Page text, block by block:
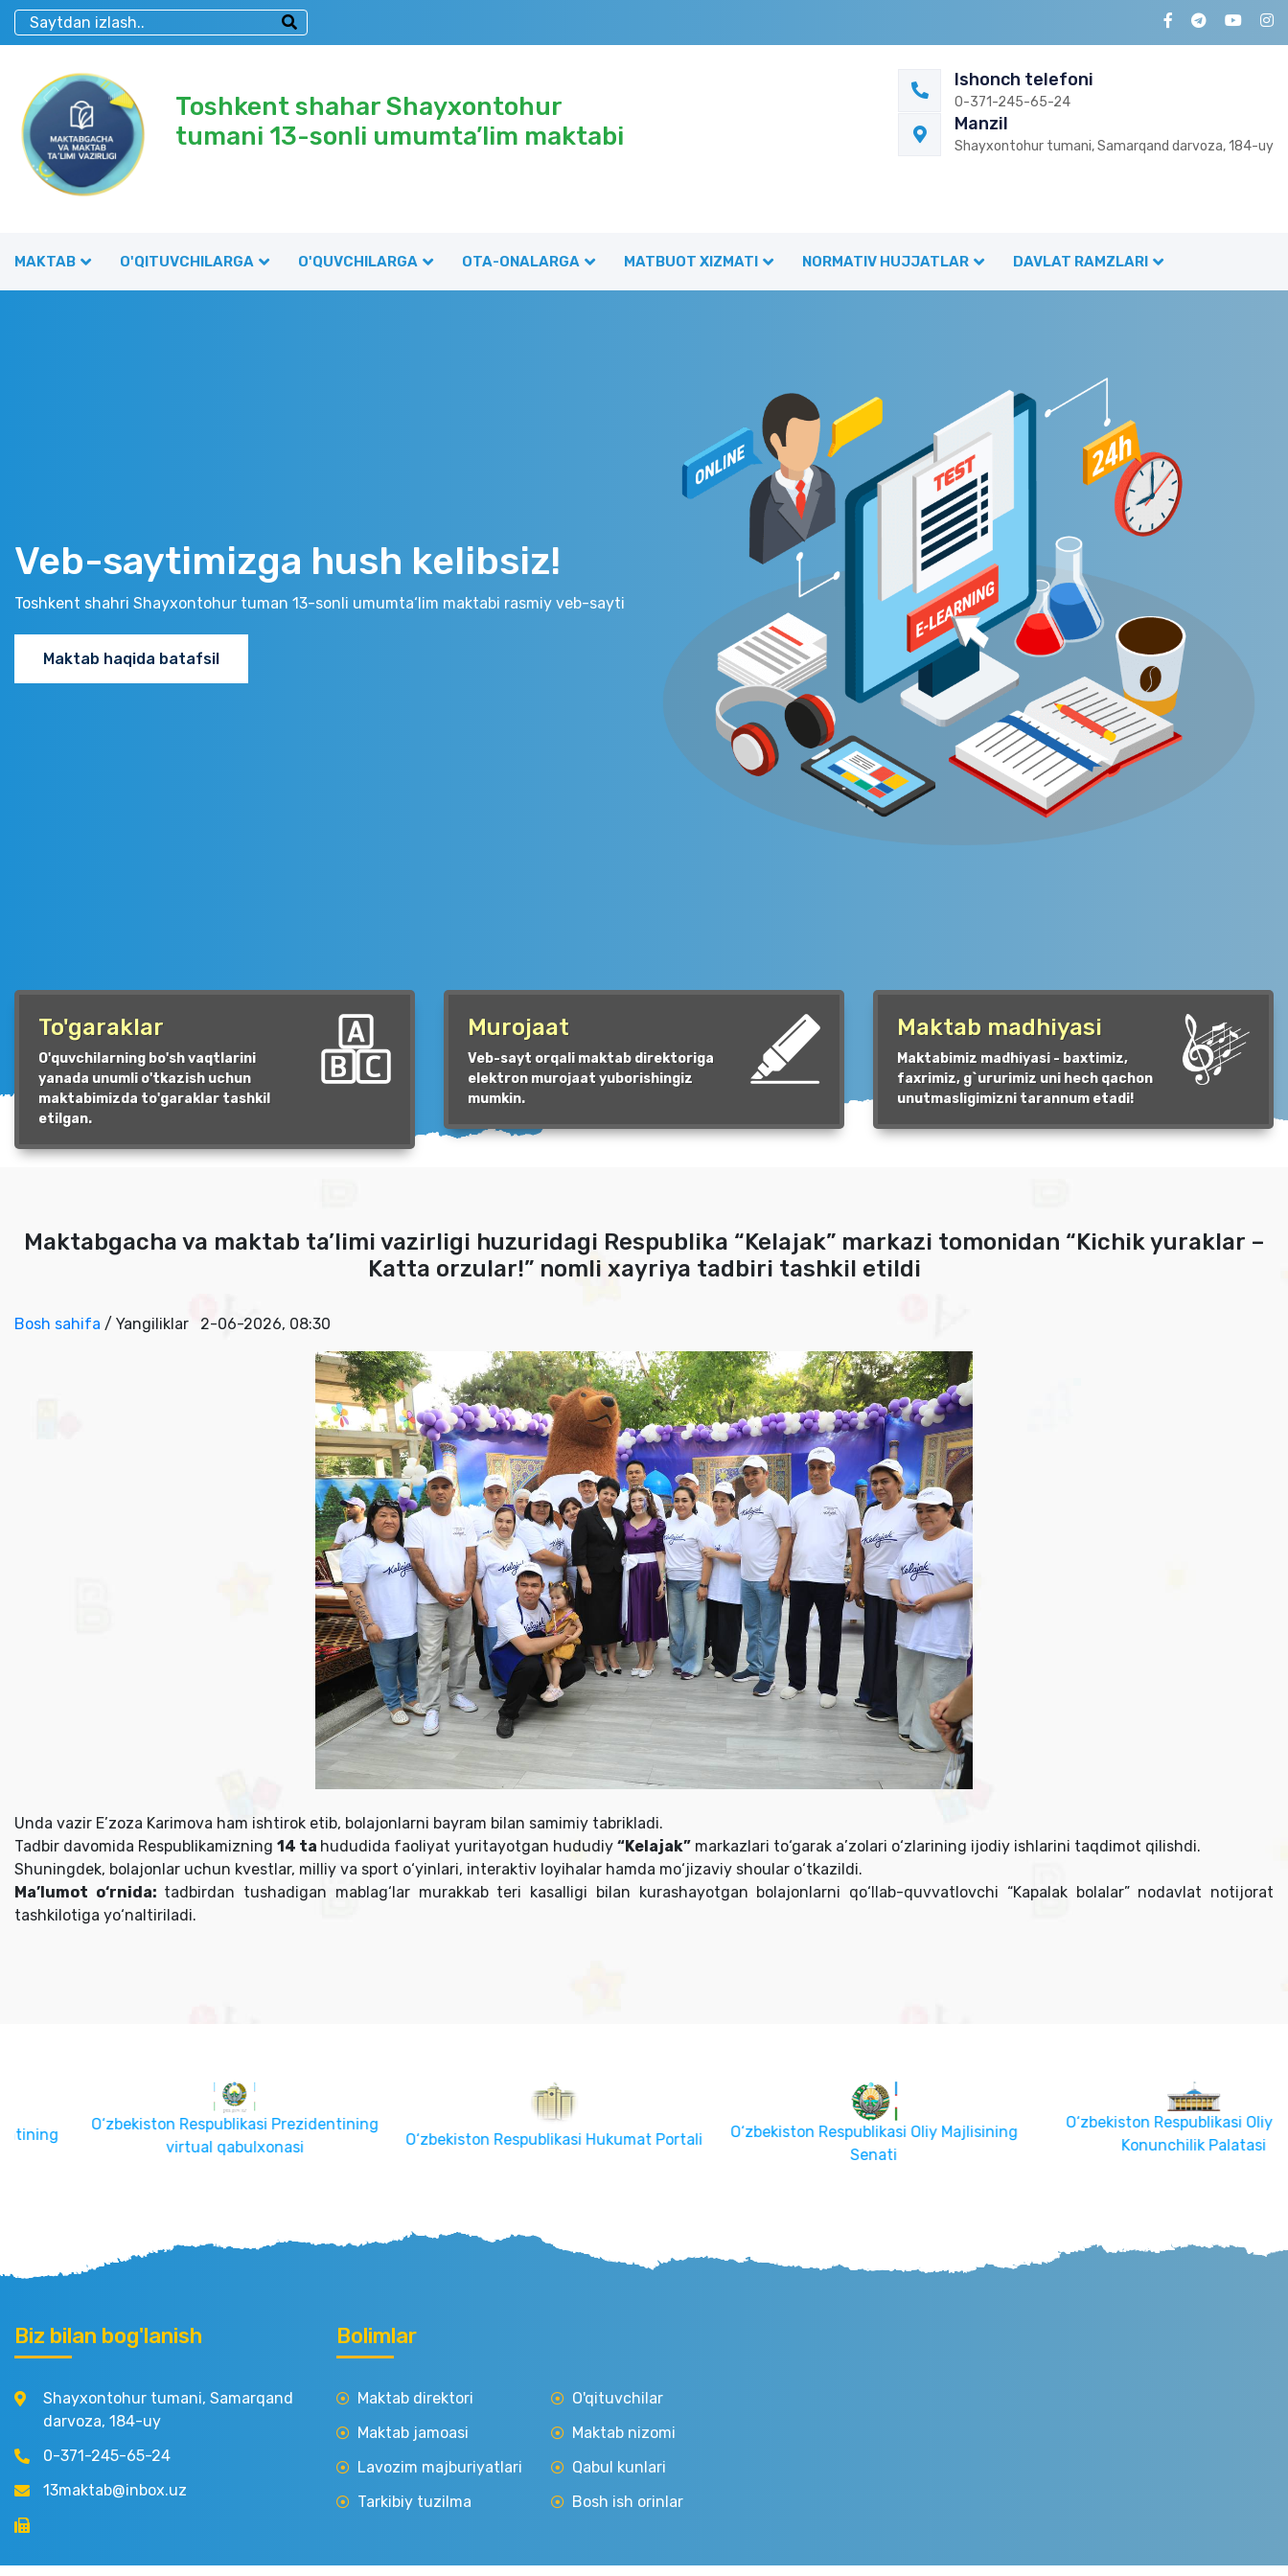
Toshkent shahar Shayxontohur
tumani 13-sonli umumta’lim maktabi
Ishonch telefoni
0-371-245-65-24
Manzil
Shayxontohur tumani, Samarqand darvoza, 184-uy
MAKTAB O'QITUVCHILARGA O'QUVCHILARGA OTA-ONALARGA MATBUOT XIZMATI NORMATIV HUJJATLAR DAVLAT RAMZLARI
Veb-saytimizga hush kelibsiz!
Toshkent shahri Shayxontohur tuman 13-sonli umumta‘lim maktabi rasmiy veb-sayti
Maktab haqida batafsil
To'garaklar
O'quvchilarning bo'sh vaqtlarini
yanada unumli o'tkazish uchun
maktabimizda to'garaklar tashkil
etilgan.
Murojaat
Veb-sayt orqali maktab direktoriga
elektron murojaat yuborishingiz
mumkin.
Maktab madhiyasi
Maktabimiz madhiyasi - baxtimiz,
faxrimiz, g`ururimiz uni hech qachon
unutmasligimizni tarannum etadi!
Maktabgacha va maktab ta’limi vazirligi huzuridagi Respublika “Kelajak” markazi tomonidan “Kichik yuraklar –
Katta orzular!” nomli xayriya tadbiri tashkil etildi
Bosh sahifa / Yangiliklar 2-06-2026, 08:30
Unda vazir E’zoza Karimova ham ishtirok etib, bolajonlarni bayram bilan samimiy tabrikladi.
Tadbir davomida Respublikamizning 14 ta hududida faoliyat yuritayotgan hududiy “Kelajak” markazlari to‘garak a’zolari o‘zlarining ijodiy ishlarini taqdimot qilishdi.
Shuningdek, bolajonlar uchun kvestlar, milliy va sport o‘yinlari, interaktiv loyihalar hamda mo‘jizaviy shoular o‘tkazildi.
Ma’lumot o‘rnida: tadbirdan tushadigan mablag‘lar murakkab teri kasalligi bilan kurashayotgan bolajonlarni qo‘llab-quvvatlovchi “Kapalak bolalar” nodavlat notijorat
tashkilotiga yo‘naltiriladi.
O‘zbekiston Respublikasi Prezidentining
virtual qabulxonasi
O‘zbekiston Respublikasi Hukumat Portali
O‘zbekiston Respublikasi Oliy Majlisining
O‘zbekiston Respublikasi Oliy Majlisi
Konunchilik Palatasi
Biz bilan bog'lanish
Shayxontohur tumani, Samarqand
darvoza, 184-uy
0-371-245-65-24
13maktab@inbox.uz
Bolimlar
Maktab direktori
Maktab jamoasi
Lavozim majburiyatlari
Tarkibiy tuzilma
O'qituvchilar
Maktab nizomi
Qabul kunlari
Bosh ish orinlar